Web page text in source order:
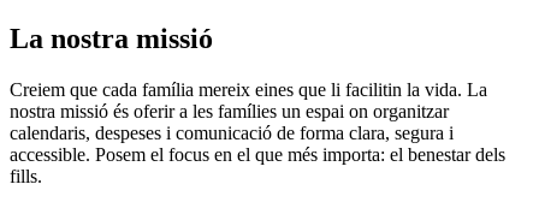
La nostra missió
Creiem que cada família mereix eines que li facilitin la vida. La
nostra missió és oferir a les famílies un espai on organitzar
calendaris, despeses i comunicació de forma clara, segura i
accessible. Posem el focus en el que més importa: el benestar dels
fills.